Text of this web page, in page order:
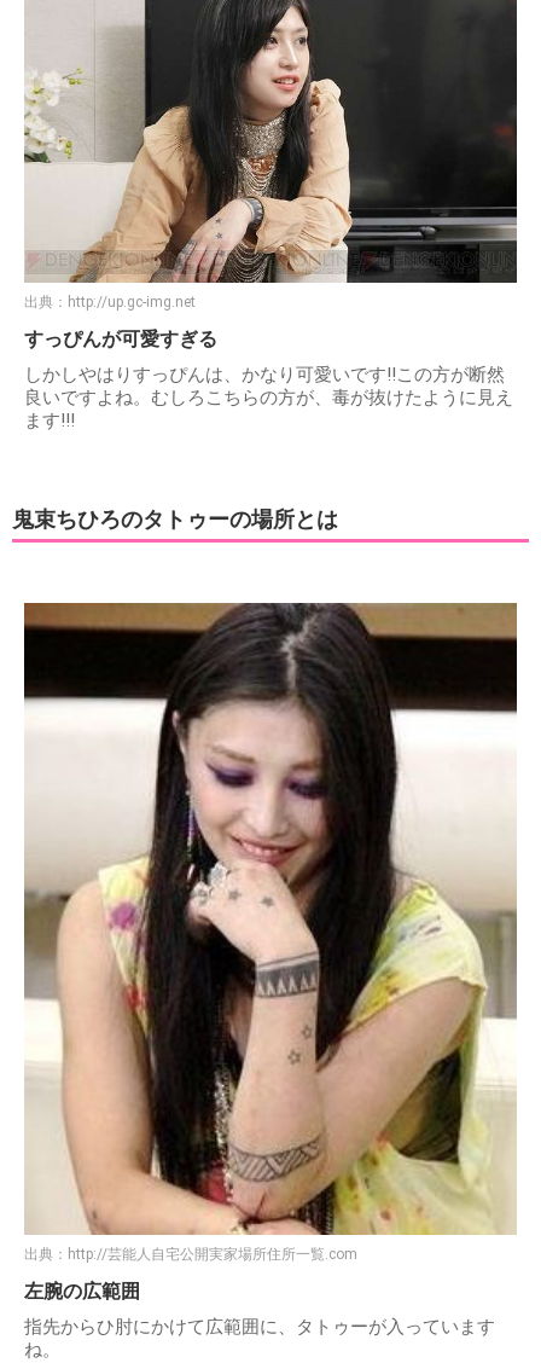
出典： http://up.gc-img.net
すっぴんが可愛すぎる
しかしやはりすっぴんは、かなり可愛いです!!この方が断然
良いですよね。むしろこちらの方が、毒が抜けたように見え
ます!!!
鬼束ちひろのタトゥーの場所とは
出典： http://芸能人自宅公開実家場所住所一覧.com
左腕の広範囲
指先からひ肘にかけて広範囲に、タトゥーが入っています
ね。